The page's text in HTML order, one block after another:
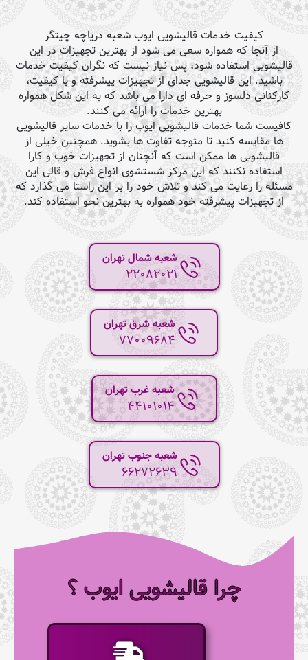
کیفیت خدمات قالیشویی ایوب شعبه دریاچه چیتگر
از آنجا که همواره سعی می شود از بهترین تجهیزات در این
قالیشویی استفاده شود، پس نیاز نیست که نگران کیفیت خدمات
باشید. این قالیشویی جدای از تجهیزات پیشرفته و با کیفیت،
کارکنانی دلسوز و حرفه ای دارا می باشد که به این شکل همواره
بهترین خدمات را ارائه می کنند.
کافیست شما خدمات قالیشویی ایوب را با خدمات سایر قالیشویی
ها مقایسه کنید تا متوجه تفاوت ها بشوید. همچنین خیلی از
قالیشویی ها ممکن است که آنچنان از تجهیزات خوب و کارا
استفاده نکنند که این مرکز شستشوی انواع فرش و قالی این
مسئله را رعایت می کند و تلاش خود را بر این راستا می گذارد که
از تجهیزات پیشرفته خود همواره به بهترین نحو استفاده کند.
شعبه شمال تهران
22082021
شعبه شرق تهران
77009684
شعبه غرب تهران
44101014
شعبه جنوب تهران
66272639
چرا قالیشویی ایوب ؟